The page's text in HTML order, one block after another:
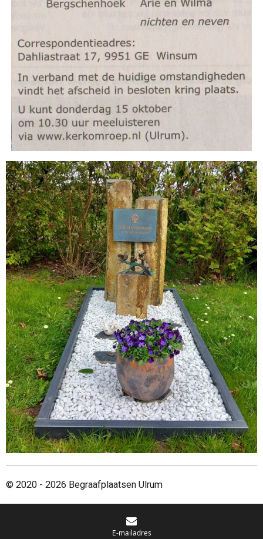
© 2020 - 2026 Begraafplaatsen Ulrum
E-mailadres